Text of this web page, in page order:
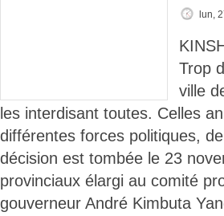
lun,
Trop
ville
les interdisant toutes. Celles
différentes forces politiques,
décision est tombée le 23
provinciaux élargi au comité
gouverneur André Kimbuta